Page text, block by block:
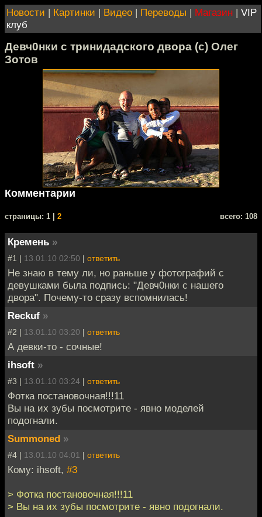
Новости | Картинки | Видео | Переводы | Магазин | VIP
клуб
Девч0нки с тринидадского двора (с) Олег
Зотов
Комментарии
cтраницы: 1 | 2 всего: 108
Кремень »
#1 | 13.01.10 02:50 | ответить
Не знаю в тему ли, но раньше у фотографий с
девушками была подпись: "Девч0нки с нашего
двора". Почему-то сразу вспомнилась!
Reckuf »
#2 | 13.01.10 03:20 | ответить
А девки-то - сочные!
ihsoft »
#3 | 13.01.10 03:24 | ответить
Фотка постановочная!!!11
Вы на их зубы посмотрите - явно моделей
подогнали.
Summoned »
#4 | 13.01.10 04:01 | ответить
Кому: ihsoft, #3
> Фотка постановочная!!!11
> Вы на их зубы посмотрите - явно подогнали.